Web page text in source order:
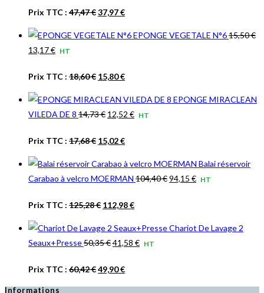
initial
Prix TTC : 47,47€Le
initial
37,97€Le
actuel
EPONGE VEGETALE N°615,50€
Le
initial
était :
13,17€Le
actuel
HT
Prix TTC : 18,60€ Le
initial
était :
15,80€Le
actuel
est :
EPONGE MIRACLEAN
VILEDA DE 8 14,73€ Le
initial
12,52 €LeHT
Prix TTC : 17,68€ Le
initial
était :
15,02€Le
actuel
est :
Balai réservoir
Carabao à velcro MOERMAN 104,40€Le
94,15 €LeHT
Prix TTC : 125,28€ Le
initial
était :
112,98€Le
actuel
est :
Chariot De Lavage 2
Seaux+Presse50,35€Le
initial
était :
41,58 €Le
est :
HT
Prix TTC : 60,42€Le
49,90€Le
Informations